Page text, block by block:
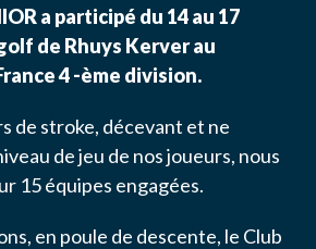
a participé du 14 au 17
de Rhuys Kerver au
4 -ème division.
de stroke, décevant et ne
de jeu de nos joueurs, nous
15 équipes engagées.
en poule de descente, le Club
ASS SPORTIVE GOLF
mes données.